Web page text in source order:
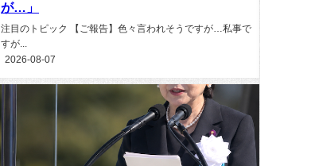
が…」
注目のトピック 【ご報告】色々言われそうですが…私事で
すが...
2026-08-07